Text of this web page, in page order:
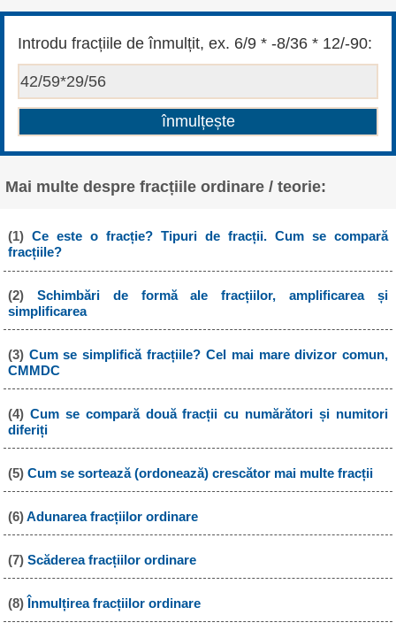
Introdu fracțiile de înmulțit, ex. 6/9 * -8/36 * 12/-90:
Mai multe despre fracțiile ordinare / teorie:
(1) Ce este o fracție? Tipuri de fracții. Cum se compară
fracțiile?
(2) Schimbări de formă ale fracțiilor, amplificarea și
simplificarea
(3) Cum se simplifică fracțiile? Cel mai mare divizor comun,
CMMDC
(4) Cum se compară două fracții cu numărători și numitori
diferiți
(5) Cum se sortează (ordonează) crescător mai multe fracții
(6)Adunarea fracțiilor ordinare
(7) Scăderea fracțiilor ordinare
(8) Înmulțirea fracțiilor ordinare